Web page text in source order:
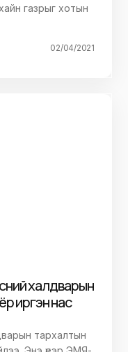
газрыг хотын
02/04/2021
халдварын
иргэн нас
тархалтын